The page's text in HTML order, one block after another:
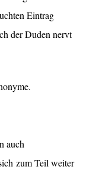
Eintrag
der Duden nervt
auch
zum Teil weiter